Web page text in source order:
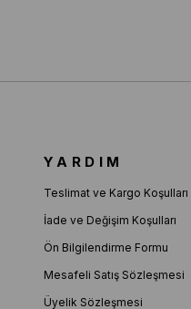
YARDIM
Teslimat ve Kargo Koşulları
İade ve Değişim Koşulları
Ön Bilgilendirme Formu
Mesafeli Satış Sözleşmesi
Üyelik Sözleşmesi